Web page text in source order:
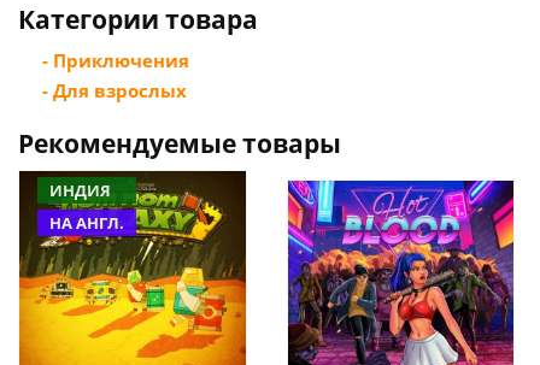
Категории товара
- Приключения
- Для взрослых
Рекомендуемые товары
ИНДИЯ
НА АНГЛ.